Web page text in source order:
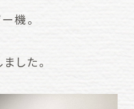
機。
した。